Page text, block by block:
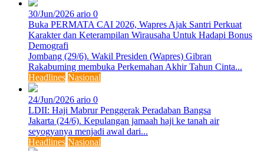
30/Jun/2026 ario 0
Buka PERMATA CAI 2026, Wapres Ajak Santri Perkuat
Karakter dan Keterampilan Wirausaha Untuk Hadapi Bonus
Demografi
Jombang (29/6). Wakil Presiden (Wapres) Gibran
Rakabuming membuka Perkemahan Akhir Tahun Cinta...
Headlines Nasional
24/Jun/2026 ario 0
LDII: Haji Mabrur Penggerak Peradaban Bangsa
Jakarta (24/6). Kepulangan jamaah haji ke tanah air
seyogyanya menjadi awal dari...
Headlines Nasional